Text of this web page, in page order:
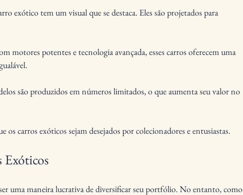
exótico tem um visual que se destaca. Eles são projetados para
motores potentes e tecnologia avançada, esses carros oferecem uma
são produzidos em números limitados, o que aumenta seu valor no
os carros exóticos sejam desejados por colecionadores e entusiastas.
Exóticos
uma maneira lucrativa de diversificar seu portfólio. No entanto, como